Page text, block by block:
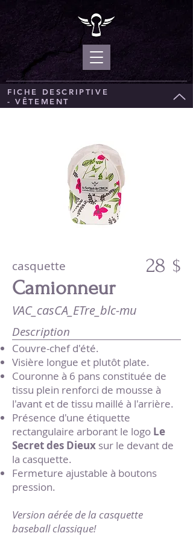
FICHE DESCRIPTIVE
- VÊTEMENT
casquette 28 $
Camionneur
VAC_casCA_ETre_blc-mu
Description
Couvre-chef d'été.
Visière longue et plutôt plate.
Couronne à 6 pans constituée de
tissu plein renforci de mousse à
l'avant et de tissu maillé à l'arrière.
Présence d'une étiquette
rectangulaire arborant le logo Le
Secret des Dieux sur le devant de
la casquette.
Fermeture ajustable à boutons
pression.
Version aérée de la casquette
baseball classique!